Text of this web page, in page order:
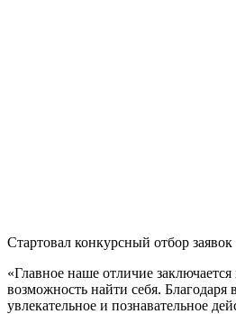
Стартовал конкурсный отбор
«Главное наше отличие
возможность найти себя.
увлекательное и познавательное